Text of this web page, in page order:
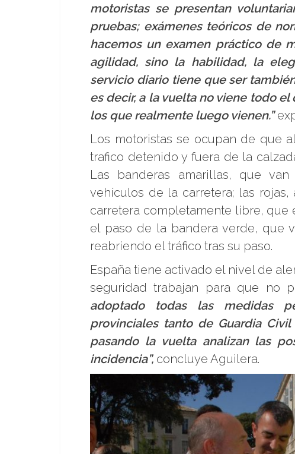
motoristas se presentan
pruebas; exámenes teóricos de
hacemos un examen práctico de
agilidad, sino la habilidad, la
servicio diario tiene que ser
es decir, a la vuelta no viene todo
los que realmente luego vienen.”
Los motoristas se ocupan de que
trafico detenido y fuera de la
Las banderas amarillas, que
vehículos de la carretera; las
carretera completamente libre, que
el paso de la bandera verde, que
reabriendo el tráfico tras su paso.
España tiene activado el nivel de
seguridad trabajan para que no
adoptado todas las medidas
provinciales tanto de Guardia
pasando la vuelta analizan las
incidencia”, concluye Aguilera.